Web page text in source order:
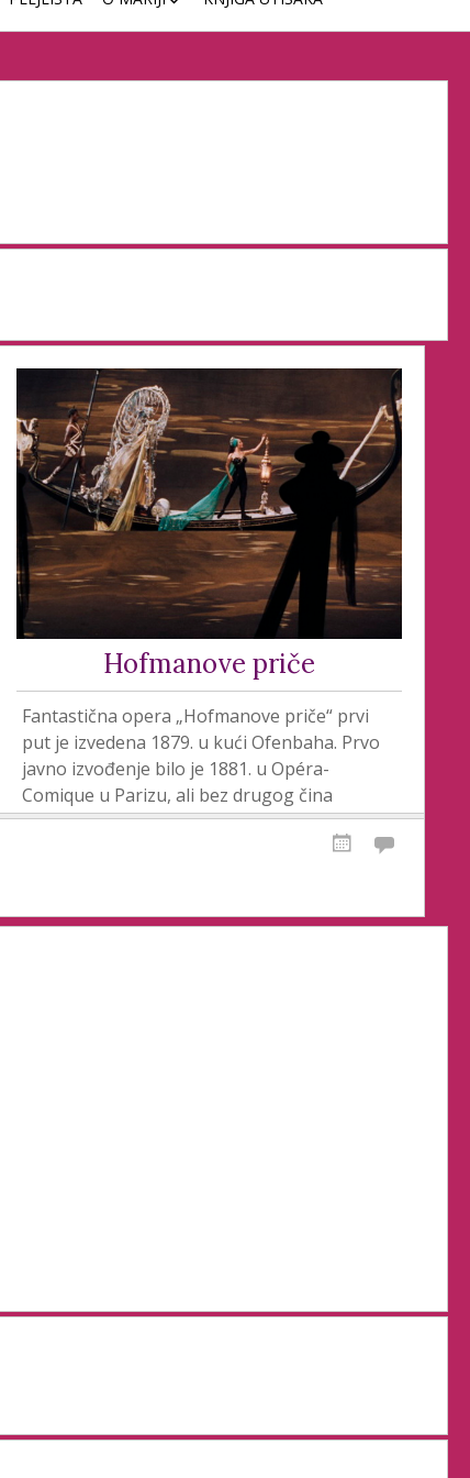
Hofmanove priče
Fantastična opera „Hofmanove priče“ prvi
put je izvedena 1879. u kući Ofenbaha. Prvo
javno izvođenje bilo je 1881. u Opéra-
Comique u Parizu, ali bez drugog čina